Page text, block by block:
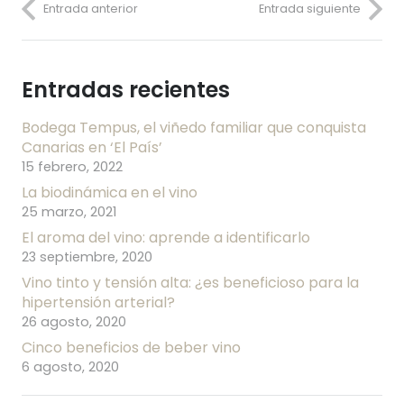
Entrada anterior Entrada siguiente
Entradas recientes
Bodega Tempus, el viñedo familiar que conquista
Canarias en ‘El País’
15 febrero, 2022
La biodinámica en el vino
25 marzo, 2021
El aroma del vino: aprende a identificarlo
23 septiembre, 2020
Vino tinto y tensión alta: ¿es beneficioso para la
hipertensión arterial?
26 agosto, 2020
Cinco beneficios de beber vino
6 agosto, 2020